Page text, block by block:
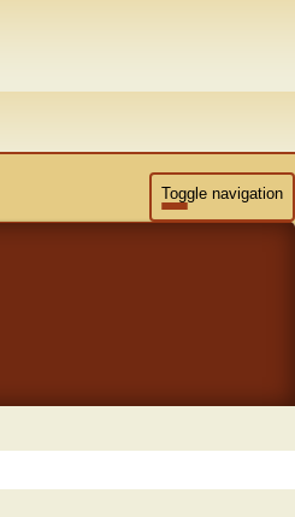
Toggle navigation